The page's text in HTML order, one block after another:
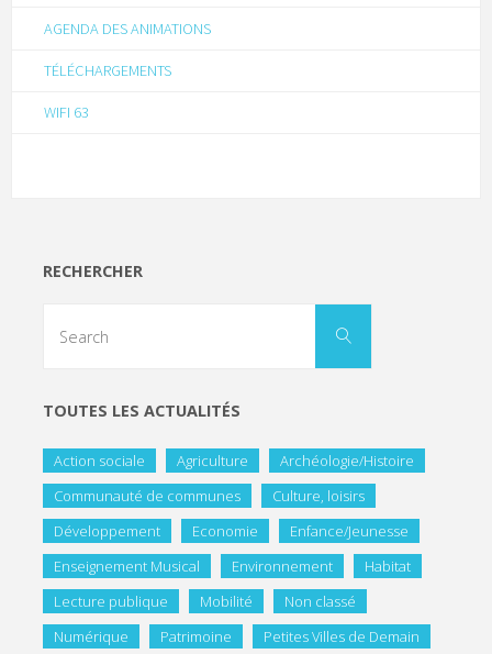
AGENDA DES ANIMATIONS
TÉLÉCHARGEMENTS
WIFI 63
RECHERCHER
TOUTES LES ACTUALITÉS
Action sociale Agriculture
Archéologie/Histoire
Communauté de communes
Culture, loisirs
Développement
Economie
Enfance/Jeunesse
Enseignement Musical
Environnement
Habitat
Lecture publique
Mobilité
Non classé
Numérique
Patrimoine
Petites Villes de Demain